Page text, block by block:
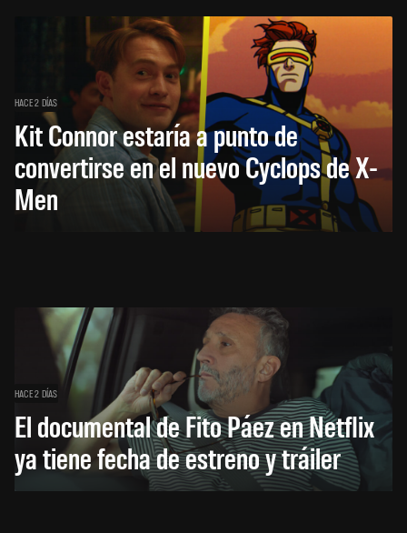
HACE 2 DÍAS
Kit Connor estaría a punto de
convertirse en el nuevo Cyclops de X-
Men
HACE 2 DÍAS
El documental de Fito Páez en Netflix
ya tiene fecha de estreno y tráiler